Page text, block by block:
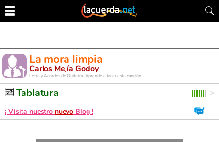
La mora limpia
Carlos Mejía Godoy
Letra y Acordes de Guitarra. Aprende a tocar esta canción
Tablatura
¡ Visita nuestro nuevo Blog !